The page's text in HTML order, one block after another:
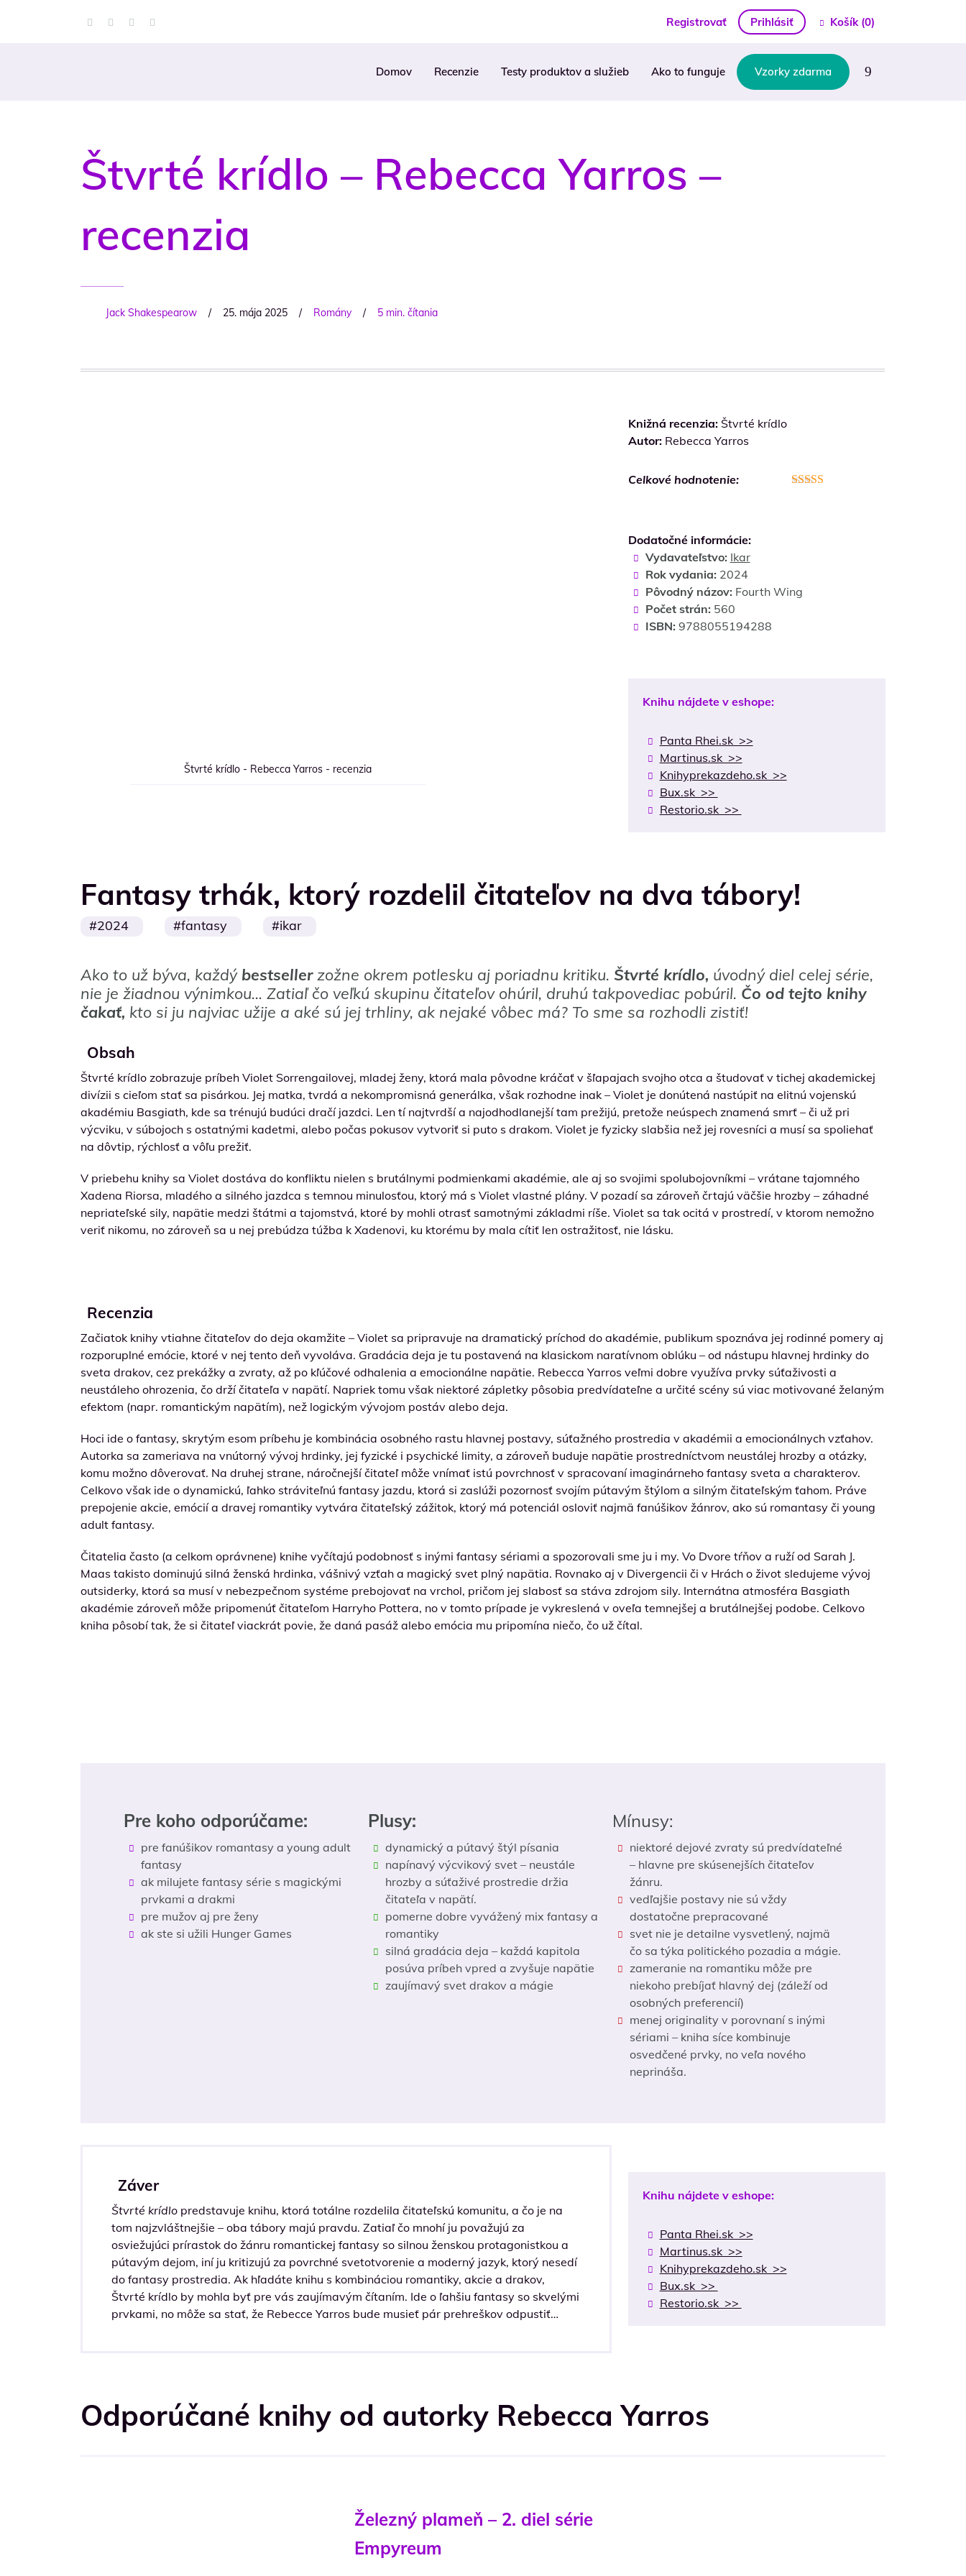
Registrovať Prihlásiť Košík (0)
Domov Recenzie Testy produktov a služieb Ako to funguje Vzorky zdarma
Štvrté krídlo – Rebecca Yarros –
recenzia
Jack Shakespearow / 25. mája 2025 / Romány / 5 min. čítania
Štvrté krídlo - Rebecca Yarros - recenzia
Knižná recenzia:Štvrté krídlo
Autor:Rebecca Yarros
Celkové hodnotenie:
Dodatočné informácie:
Vydavateľstvo: Ikar
Rok vydania:2024
Pôvodný názov: Fourth Wing
Počet strán: 560
ISBN: 9788055194288
Knihu nájdete v eshope:
Panta Rhei.sk >>
Martinus.sk >>
Knihyprekazdeho.sk >>
Bux.sk >>
Restorio.sk >>
Fantasy trhák, ktorý rozdelil čitateľov na dva tábory!
2024 fantasy ikar
Ako to už býva, každý bestsellerzožne okrem potlesku aj poriadnu kritiku. Štvrté krídlo, úvodný diel celej série,
nie je žiadnou výnimkou… Zatiaľ čo veľkú skupinu čitateľov ohúril, druhú takpovediac pobúril. Čo od tejto knihy
čakať, kto si ju najviac užije a aké sú jej trhliny, ak nejaké vôbec má? To sme sa rozhodli zistiť!
Obsah
Štvrté krídlo zobrazuje príbeh Violet Sorrengailovej, mladej ženy, ktorá mala pôvodne kráčať v šľapajach svojho otca a študovať v tichej akademickej
divízii s cieľom stať sa pisárkou. Jej matka, tvrdá a nekompromisná generálka, však rozhodne inak – Violet je donútená nastúpiť na elitnú vojenskú
akadémiu Basgiath, kde sa trénujú budúci dračí jazdci. Len tí najtvrdší a najodhodlanejší tam prežijú, pretože neúspech znamená smrť – či už pri
výcviku, v súbojoch s ostatnými kadetmi, alebo počas pokusov vytvoriť si puto s drakom. Violet je fyzicky slabšia než jej rovesníci a musí sa spoliehať
na dôvtip, rýchlosť a vôľu prežiť.
V priebehu knihy sa Violet dostáva do konfliktu nielen s brutálnymi podmienkami akadémie, ale aj so svojimi spolubojovníkmi – vrátane tajomného
Xadena Riorsa, mladého a silného jazdca s temnou minulosťou, ktorý má s Violet vlastné plány. V pozadí sa zároveň črtajú väčšie hrozby – záhadné
nepriateľské sily, napätie medzi štátmi a tajomstvá, ktoré by mohli otrasť samotnými základmi ríše. Violet sa tak ocitá v prostredí, v ktorom nemožno
veriť nikomu, no zároveň sa u nej prebúdza túžba k Xadenovi, ku ktorému by mala cítiť len ostražitosť, nie lásku.
Recenzia
Začiatok knihy vtiahne čitateľov do deja okamžite – Violet sa pripravuje na dramatický príchod do akadémie, publikum spoznáva jej rodinné pomery aj
rozporuplné emócie, ktoré v nej tento deň vyvoláva. Gradácia deja je tu postavená na klasickom naratívnom oblúku – od nástupu hlavnej hrdinky do
sveta drakov, cez prekážky a zvraty, až po kľúčové odhalenia a emocionálne napätie. Rebecca Yarros veľmi dobre využíva prvky súťaživosti a
neustáleho ohrozenia, čo drží čitateľa v napätí. Napriek tomu však niektoré zápletky pôsobia predvídateľne a určité scény sú viac motivované želaným
efektom (napr. romantickým napätím), než logickým vývojom postáv alebo deja.
Hoci ide o fantasy, skrytým esom príbehu je kombinácia osobného rastu hlavnej postavy, súťažného prostredia v akadémii a emocionálnych vzťahov.
Autorka sa zameriava na vnútorný vývoj hrdinky, jej fyzické i psychické limity, a zároveň buduje napätie prostredníctvom neustálej hrozby a otázky,
komu možno dôverovať. Na druhej strane, náročnejší čitateľ môže vnímať istú povrchnosť v spracovaní imaginárneho fantasy sveta a charakterov.
Celkovo však ide o dynamickú, ľahko stráviteľnú fantasy jazdu, ktorá si zaslúži pozornosť svojím pútavým štýlom a silným čitateľským ťahom. Práve
prepojenie akcie, emócií a dravej romantiky vytvára čitateľský zážitok, ktorý má potenciál osloviť najmä fanúšikov žánrov, ako sú romantasy či young
adult fantasy.
Čitatelia často (a celkom oprávnene) knihe vyčítajú podobnosť s inými fantasy sériami a spozorovali sme ju i my. Vo Dvore tŕňov a ruží od Sarah J.
Maas takisto dominujú silná ženská hrdinka, vášnivý vzťah a magický svet plný napätia. Rovnako aj v Divergencii či v Hrách o život sledujeme vývoj
outsiderky, ktorá sa musí v nebezpečnom systéme prebojovať na vrchol, pričom jej slabosť sa stáva zdrojom sily. Internátna atmosféra Basgiath
akadémie zároveň môže pripomenúť čitateľom Harryho Pottera, no v tomto prípade je vykreslená v oveľa temnejšej a brutálnejšej podobe. Celkovo
kniha pôsobí tak, že si čitateľ viackrát povie, že daná pasáž alebo emócia mu pripomína niečo, čo už čítal.
Pre koho odporúčame:
pre fanúšikov romantasy a young adult
fantasy
ak milujete fantasy série s magickými
prvkami a drakmi
pre mužov aj pre ženy
ak ste si užili Hunger Games
Plusy:
dynamický a pútavý štýl písania
napínavý výcvikový svet – neustále
hrozby a súťaživé prostredie držia
čitateľa v napätí.
pomerne dobre vyvážený mix fantasy a
romantiky
silná gradácia deja – každá kapitola
posúva príbeh vpred a zvyšuje napätie
zaujímavý svet drakov a mágie
Mínusy:
niektoré dejové zvraty sú predvídateľné
– hlavne pre skúsenejších čitateľov
žánru.
vedľajšie postavy nie sú vždy
dostatočne prepracované
svet nie je detailne vysvetlený, najmä
čo sa týka politického pozadia a mágie.
zameranie na romantiku môže pre
niekoho prebíjať hlavný dej (záleží od
osobných preferencií)
menej originality v porovnaní s inými
sériami – kniha síce kombinuje
osvedčené prvky, no veľa nového
neprináša.
Záver
Štvrté krídlo predstavuje knihu, ktorá totálne rozdelila čitateľskú komunitu, a čo je na
tom najzvláštnejšie – oba tábory majú pravdu. Zatiaľ čo mnohí ju považujú za
osviežujúci prírastok do žánru romantickej fantasy so silnou ženskou protagonistkou a
pútavým dejom, iní ju kritizujú za povrchné svetotvorenie a moderný jazyk, ktorý nesedí
do fantasy prostredia. Ak hľadáte knihu s kombináciou romantiky, akcie a drakov,
Štvrté krídlo by mohla byť pre vás zaujímavým čítaním. Ide o ľahšiu fantasy so skvelými
prvkami, no môže sa stať, že Rebecce Yarros bude musieť pár prehreškov odpustiť…
Knihu nájdete v eshope:
Panta Rhei.sk >>
Martinus.sk >>
Knihyprekazdeho.sk >>
Bux.sk >>
Restorio.sk >>
Odporúčané knihy od autorky Rebecca Yarros
Železný plameň – 2. diel série
Empyreum